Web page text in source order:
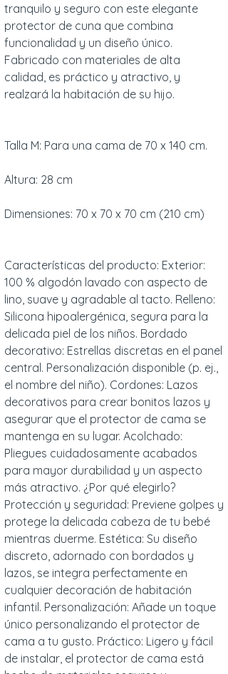
tranquilo y seguro con este elegante
protector de cuna que combina
funcionalidad y un diseño único.
Fabricado con materiales de alta
calidad, es práctico y atractivo, y
realzará la habitación de su hijo.
Talla M: Para una cama de 70 x 140 cm.
Altura: 28 cm
Dimensiones: 70 x 70 x 70 cm (210 cm)
Características del producto: Exterior:
100 % algodón lavado con aspecto de
lino, suave y agradable al tacto. Relleno:
Silicona hipoalergénica, segura para la
delicada piel de los niños. Bordado
decorativo: Estrellas discretas en el panel
central. Personalización disponible (p. ej.,
el nombre del niño). Cordones: Lazos
decorativos para crear bonitos lazos y
asegurar que el protector de cama se
mantenga en su lugar. Acolchado:
Pliegues cuidadosamente acabados
para mayor durabilidad y un aspecto
más atractivo. ¿Por qué elegirlo?
Protección y seguridad: Previene golpes y
protege la delicada cabeza de tu bebé
mientras duerme. Estética: Su diseño
discreto, adornado con bordados y
lazos, se integra perfectamente en
cualquier decoración de habitación
infantil. Personalización: Añade un toque
único personalizando el protector de
cama a tu gusto. Práctico: Ligero y fácil
de instalar, el protector de cama está